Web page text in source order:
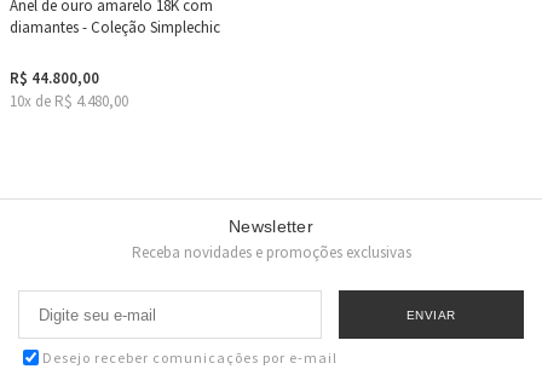
Anel de ouro amarelo 18K com
diamantes - Coleção Simplechic
R$ 44.800,00
10x de R$ 4.480,00
Newsletter
Receba novidades e promoções exclusivas
Desejo receber comunicações por e-mail